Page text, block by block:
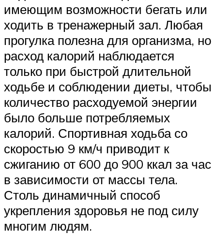
имеющим возможности бегать или
ходить в тренажерный зал. Любая
прогулка полезна для организма, но
расход калорий наблюдается
только при быстрой длительной
ходьбе и соблюдении диеты, чтобы
количество расходуемой энергии
было больше потребляемых
калорий. Спортивная ходьба со
скоростью 9 км/ч приводит к
сжиганию от 600 до 900 ккал за час
в зависимости от массы тела.
Столь динамичный способ
укрепления здоровья не под силу
многим людям.